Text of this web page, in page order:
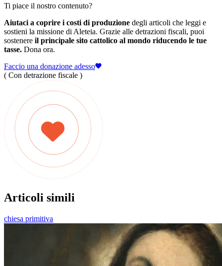
Ti piace il nostro contenuto?
Aiutaci a coprire i costi di produzione degli articoli che leggi e
sostieni la missione di Aleteia. Grazie alle detrazioni fiscali, puoi
sostenere il principale sito cattolico al mondo riducendo le tue
tasse. Dona ora.
Faccio una donazione adesso
( Con detrazione fiscale )
Articoli simili
chiesa primitiva